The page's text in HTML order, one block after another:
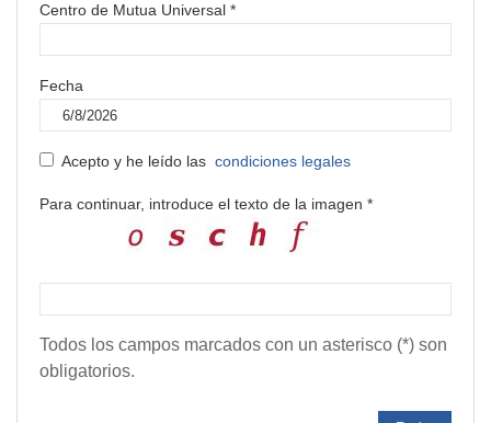
Centro de Mutua Universal *
Fecha
Acepto y he leído las condiciones legales
Para continuar, introduce el texto de la imagen *
Todos los campos marcados con un asterisco (*) son
obligatorios.